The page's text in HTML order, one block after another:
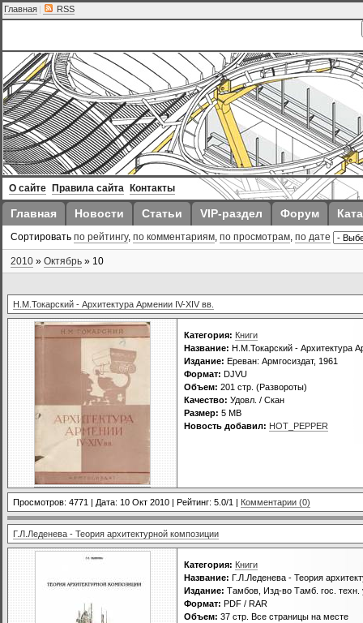
Главная | RSS
О сайте Правила сайта Контакты
Главная Новости Статьи VIP-раздел Форум
Сортировать по рейтингу, по комментариям, по просмотрам, по дате
2010 » Октябрь » 10
Н.М.Токарский - Архитектура Армении IV-XIV вв.
Категория: Книги
Название: Н.М.Токарский - Архитектура
Издание: Ереван: Армгосиздат, 1961
Формат: DJVU
Объем: 201 стр. (Развороты)
Качество: Удовл. / Скан
Размер: 5 MB
Новость добавил: HOT_PEPPER
Просмотров: 4771 | Дата: 10 Окт 2010 | Рейтинг: 5.0/1 | Комментарии (0)
Г.Л.Леденева - Теория архитектурной композиции
Категория: Книги
Название: Г.Л.Леденева - Теория
Издание: Тамбов, Изд-во Тамб. гос. техн.
Формат: PDF / RAR
Объем: 37 стр. Все страницы на месте